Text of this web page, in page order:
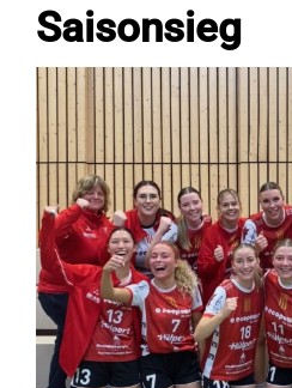
Trainingszeiten
Kontakt
Saisonsieg